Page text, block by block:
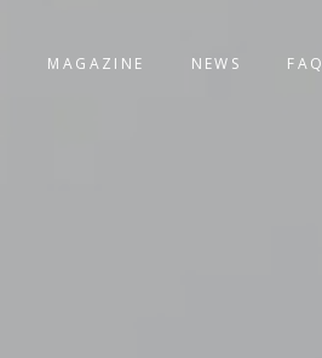
MAGAZINE NEWS FAQ